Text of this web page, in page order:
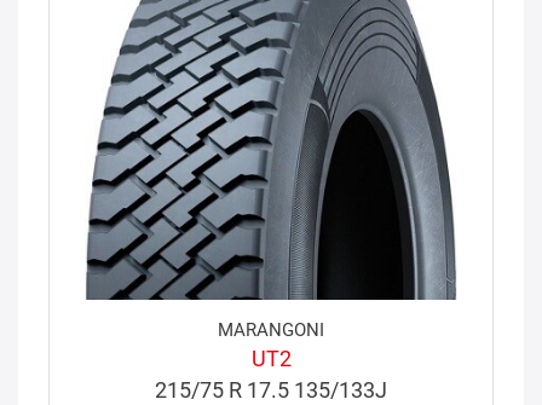
MARANGONI
UT2
215/75 R 17.5 135/133J